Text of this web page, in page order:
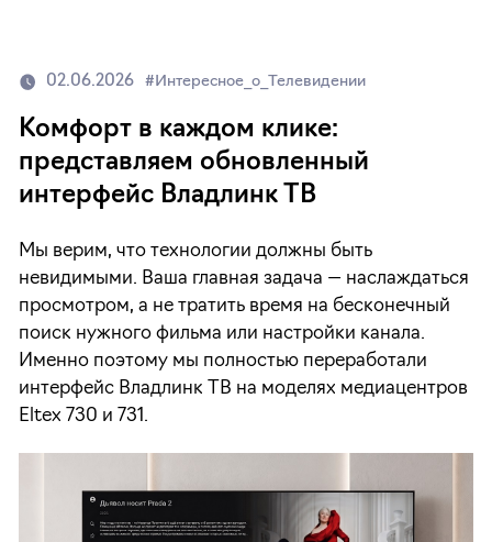
02.06.2026 #Интересное_о_Телевидении
Комфорт в каждом клике:
представляем обновленный
интерфейс Владлинк ТВ
Мы верим, что технологии должны быть
невидимыми. Ваша главная задача — наслаждаться
просмотром, а не тратить время на бесконечный
поиск нужного фильма или настройки канала.
Именно поэтому мы полностью переработали
интерфейс Владлинк ТВ на моделях медиацентров
Eltex 730 и 731.